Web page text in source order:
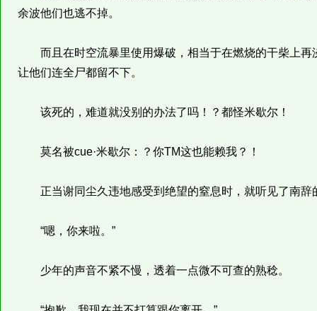
余波他们也逃不掉。
而且在时空流暴里使用爆破，相当于在燃烧的干柴上再
让他们连全尸都留不下。
该死的，难道就没别的办法了吗！？都怪米歇尔！
莫名被cue·米歇尔：？你TM这也能赖我？！
正当谢同尘久违地感受到绝望的窒息时，就听见了南辞
“嗯，你来啦。”
少年的声音不紧不慢，透着一点微不可查的熟稔。